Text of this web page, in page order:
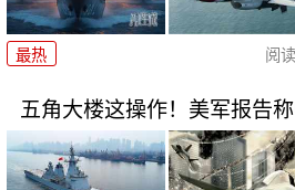
最热 阅读
五角大楼这操作！美军报告